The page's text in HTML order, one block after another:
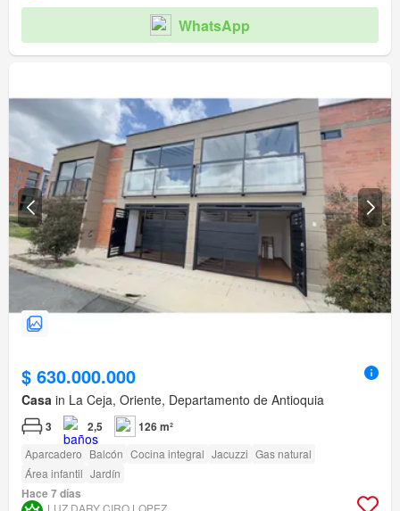
WhatsApp
$ 630.000.000
Casa in La Ceja, Oriente, Departamento de Antioquia
3 2,5 126 m²
Aparcadero Balcón Cocina integral Jacuzzi Gas natural
Área infantil Jardín
Hace 7 días